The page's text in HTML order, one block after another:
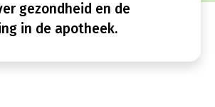
gezondheid en de
in de apotheek.